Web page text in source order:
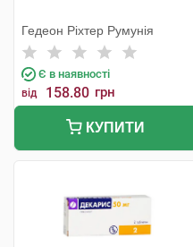
Гедеон Ріхтер Румунія
Є в наявності
від 158.80 грн
КУПИТИ